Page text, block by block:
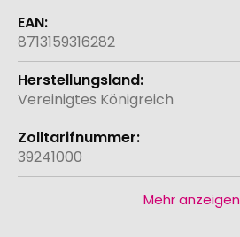
8713159316282
Vereinigtes Königreich
39241000
Mehr anzeigen